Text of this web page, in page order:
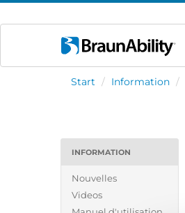
Start / Information /
INFORMATION
Nouvelles
Videos